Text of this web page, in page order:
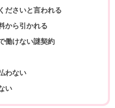
ださいと言われる
から引かれる
働けない謎契約
わない
い